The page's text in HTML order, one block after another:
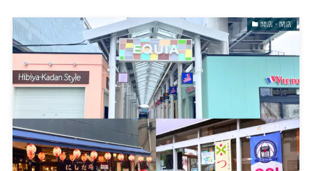
開店・閉店